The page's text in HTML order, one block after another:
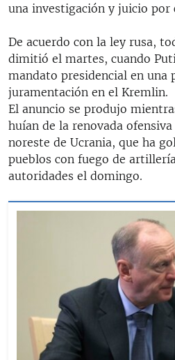
una investigación y juicio por
De acuerdo con la ley rusa,
dimitió el martes, cuando
mandato presidencial en una
juramentación en el Kremlin.
El anuncio se produjo
huían de la renovada
noreste de Ucrania, que ha
pueblos con fuego de
autoridades el domingo.